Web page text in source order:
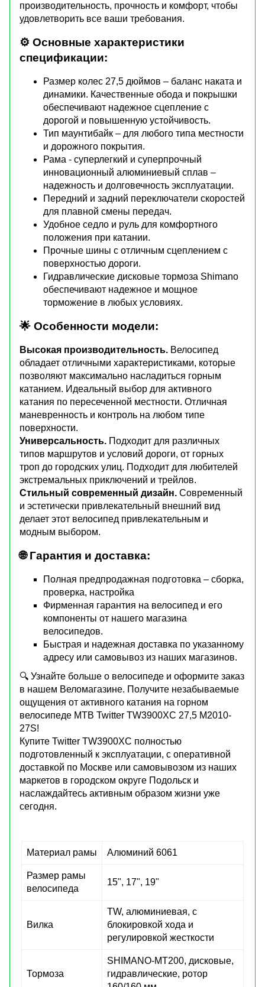
производительность, прочность и комфорт, чтобы
удовлетворить все ваши требования.
⚙️ Основные характеристики
спецификации:
Размер колес 27,5 дюймов – баланс наката и
динамики. Качественные обода и покрышки
обеспечивают надежное сцепление с
дорогой и повышенную устойчивость.
Тип маунтибайк – для любого типа местности
и дорожного покрытия.
Рама - суперлегкий и суперпрочный
инновационный алюминиевый сплав –
надежность и долговечность эксплуатации.
Передний и задний переключатели скоростей
для плавной смены передач.
Удобное седло и руль для комфортного
положения при катании.
Прочные шины с отличным сцеплением с
поверхностью дороги.
Гидравлические дисковые тормоза Shimano
обеспечивают надежное и мощное
торможение в любых условиях.
🌟 Особенности модели:
Высокая производительность. Велосипед
обладает отличными характеристиками, которые
позволяют максимально насладиться горным
катанием. Идеальный выбор для активного
катания по пересеченной местности. Отличная
маневренность и контроль на любом типе
поверхности.
Универсальность. Подходит для различных
типов маршрутов и условий дороги, от горных
троп до городских улиц. Подходит для любителей
экстремальных приключений и трейлов.
Стильный современный дизайн. Современный
и эстетически привлекательный внешний вид
делает этот велосипед привлекательным и
модным выбором.
🌐 Гарантия и доставка:
Полная предпродажная подготовка – сборка,
проверка, настройка
Фирменная гарантия на велосипед и его
компоненты от нашего магазина
велосипедов.
Быстрая и надежная доставка по указанному
адресу или самовывоз из наших магазинов.
🔍 Узнайте больше о велосипеде и оформите заказ
в нашем Веломагазине. Получите незабываемые
ощущения от активного катания на горном
велосипеде MTB Twitter TW3900XC 27,5 M2010-
27S!
Купите Twitter TW3900XC полностью
подготовленный к эксплуатации, с оперативной
доставкой по Москве или самовывозом из наших
маркетов в городском округе Подольск и
наслаждайтесь активным образом жизни уже
сегодня.
Материал рамы Алюминий 6061
Размер рамы
велосипеда
15", 17", 19"
Вилка
TW, алюминиевая, с
блокировкой хода и
регулировкой жесткости
Тормоза
SHIMANO-MT200, дисковые,
гидравлические, ротор